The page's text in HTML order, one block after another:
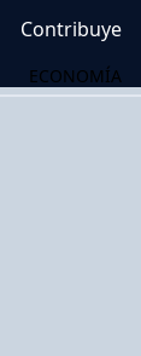
Contribuye
ECONOMÍA